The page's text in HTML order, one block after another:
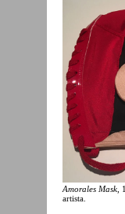
Amorales Mask
artista.